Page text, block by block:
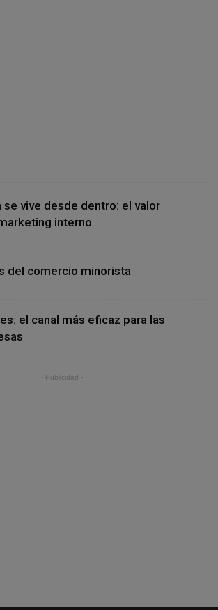
se vive desde dentro: el valor
interno
del comercio minorista
el canal más eficaz para las
- Publicidad -